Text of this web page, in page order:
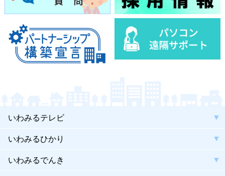
いわみるテレビ
いわみるひかり
いわみるでんき